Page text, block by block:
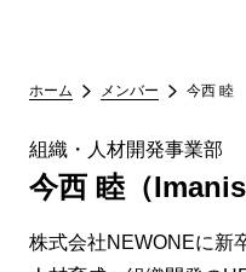
ホーム メンバー 今西 睦
組織・人材開発事業部
今西 睦（
株式会社NEWONEに新